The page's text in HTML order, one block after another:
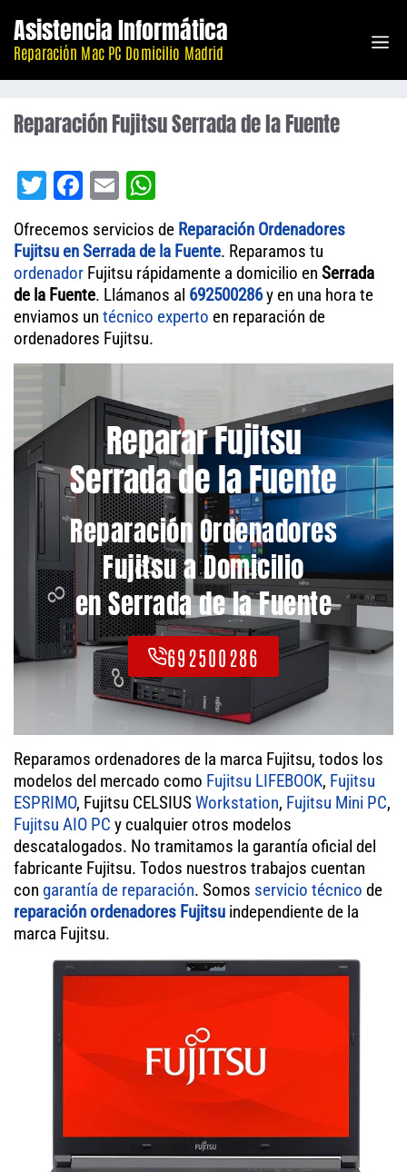
contenido
Asistencia Informática
Reparación Mac PC Domicilio Madrid
Reparación Fujitsu Serrada de la Fuente
T
tt
er
Fa
bo
ok
E
m
ail
ha
ts
A
pp
Ofrecemos servicios de Reparación Ordenadores
Fujitsu en Serrada de la Fuente. Reparamos tu
ordenador Fujitsu rápidamente a domicilio en Serrada
de la Fuente. Llámanos al 692500286y en una hora te
enviamos un técnico experto en reparación de
ordenadores Fujitsu.
Reparar Fujitsu
Serrada de la Fuente
Reparación Ordenadores
Fujitsu a Domicilio
en Serrada de la Fuente
692500286
Reparamos ordenadores de la marca Fujitsu, todos los
modelos del mercado como Fujitsu LIFEBOOK, Fujitsu
ESPRIMO, Fujitsu CELSIUS Workstation, Fujitsu Mini PC,
Fujitsu AIO PC y cualquier otros modelos
descatalogados. No tramitamos la garantía oficial del
fabricante Fujitsu. Todos nuestros trabajos cuentan
con garantía de reparación. Somos servicio técnico de
reparación ordenadores Fujitsu independiente de la
marca Fujitsu.